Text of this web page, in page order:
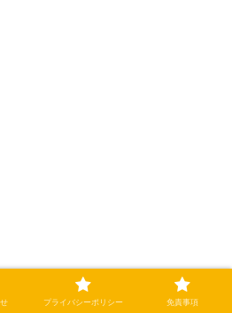
プライバシーポリシー 免責事項